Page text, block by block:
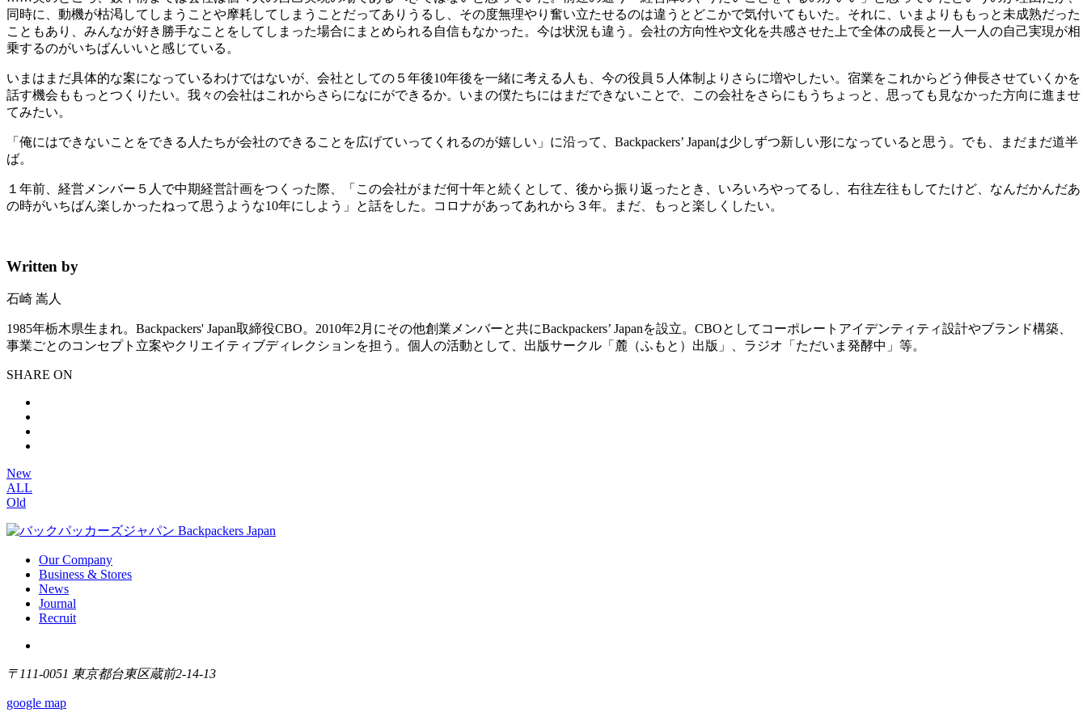
同時に、動機が枯渇してしまうことや摩耗してしまうことだってありうるし、その度無理やり奮い立たせるのは違うとどこかで気付いてもいた。それに、いまよりももっと未成熟だった
こともあり、みんなが好き勝手なことをしてしまった場合にまとめられる自信もなかった。今は状況も違う。会社の方向性や文化を共感させた上で全体の成長と一人一人の自己実現が相
乗するのがいちばんいいと感じている。
いまはまだ具体的な案になっているわけではないが、会社としての５年後10年後を一緒に考える人も、今の役員５人体制よりさらに増やしたい。宿業をこれからどう伸長させていくかを
話す機会ももっとつくりたい。我々の会社はこれからさらになにができるか。いまの僕たちにはまだできないことで、この会社をさらにもうちょっと、思っても見なかった方向に進ませ
てみたい。
「俺にはできないことをできる人たちが会社のできることを広げていってくれるのが嬉しい」に沿って、Backpackers’ Japanは少しずつ新しい形になっていると思う。でも、まだまだ道半
ば。
１年前、経営メンバー５人で中期経営計画をつくった際、「この会社がまだ何十年と続くとして、後から振り返ったとき、いろいろやってるし、右往左往もしてたけど、なんだかんだあ
の時がいちばん楽しかったねって思うような10年にしよう」と話をした。コロナがあってあれから３年。まだ、もっと楽しくしたい。
Written by
石崎 嵩人
1985年栃木県生まれ。Backpackers' Japan取締役CBO。2010年2月にその他創業メンバーと共にBackpackers’ Japanを設立。CBOとしてコーポレートアイデンティティ設計やブランド構築、
事業ごとのコンセプト立案やクリエイティブディレクションを担う。個人の活動として、出版サークル「麓（ふもと）出版」、ラジオ「ただいま発酵中」等。
SHARE ON
New
ALL
Old
Our Company
Business & Stores
News
Journal
Recruit
〒111-0051 東京都台東区蔵前2-14-13
google map